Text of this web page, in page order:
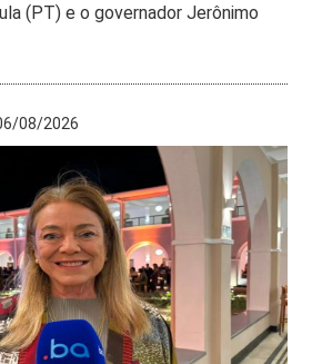
(PT) e o governador Jerônimo
08/2026